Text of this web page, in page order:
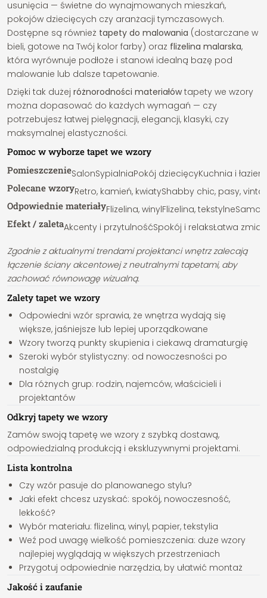
usunięcia — świetne do wynajmowanych mieszkań,
pokojów dziecięcych czy aranżacji tymczasowych.
Dostępne są również tapety do malowania (dostarczane w
bieli, gotowe na Twój kolor farby) oraz flizelina malarska,
która wyrównuje podłoże i stanowi idealną bazę pod
malowanie lub dalsze tapetowanie.
Dzięki tak dużej różnorodności materiałówtapety we wzory
można dopasować do każdych wymagań — czy
potrzebujesz łatwej pielęgnacji, elegancji, klasyki, czy
maksymalnej elastyczności.
Pomoc w wyborze tapet we wzory
PomieszczenieSalonSypialniaPokój dziecięcyKuchnia i
Polecane wzoryRetro, kamień, kwiatyShabby chic, pasy,
Odpowiednie materiałyFlizelina, winylFlizelina, tekstylne
Efekt / zaletaAkcenty i przytulnośćSpokój i relaksŁatwa
Zgodnie z aktualnymi trendami projektanci wnętrz zalecają
łączenie ściany akcentowej z neutralnymi tapetami, aby
zachować równowagę wizualną.
Zalety tapet we wzory
Odpowiedni wzór sprawia, że wnętrza wydają się
większe, jaśniejsze lub lepiej uporządkowane
Wzory tworzą punkty skupienia i ciekawą dramaturgię
Szeroki wybór stylistyczny: od nowoczesności po
nostalgię
Dla różnych grup: rodzin, najemców, właścicieli i
projektantów
Odkryj tapety we wzory
Zamów swoją tapetę we wzory z szybką dostawą,
odpowiedzialną produkcją i ekskluzywnymi projektami.
Lista kontrolna
Czy wzór pasuje do planowanego stylu?
Jaki efekt chcesz uzyskać: spokój, nowoczesność,
lekkość?
Wybór materiału: flizelina, winyl, papier, tekstylia
Weź pod uwagę wielkość pomieszczenia: duże wzory
najlepiej wyglądają w większych przestrzeniach
Przygotuj odpowiednie narzędzia, by ułatwić montaż
Jakość i zaufanie